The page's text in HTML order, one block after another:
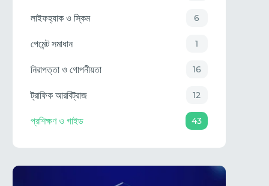
লাইফহ্যাক ও স্কিম 6
পেমেন্ট সমাধান 1
নিরাপত্তা ও গোপনীয়তা 16
ট্রাফিক আরবিট্রাজ 12
প্রশিক্ষণ ও গাইড 43